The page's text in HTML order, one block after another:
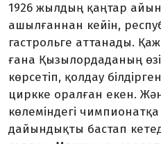
1926 жылдың қаңтар
ашылғаннан кейін,
гастрольге аттанады.
ғана Қызылордаданың
көрсетіп, қолдау
циркке оралған екен.
көлеміндегі
дайындықты бастап